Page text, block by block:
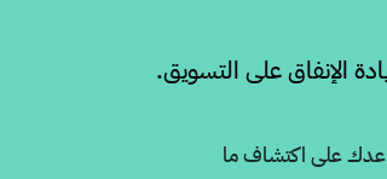
الإنفاق على التسويق.
على اكتشاف ما